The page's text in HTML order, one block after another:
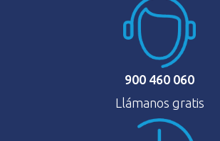
900 460 060
Llámanos gratis